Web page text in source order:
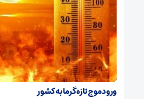
ورود موج تازه گرما به کشور